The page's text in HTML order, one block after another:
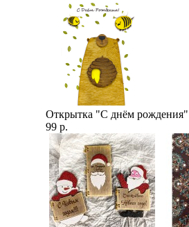
Открытка "С днём
99 р.